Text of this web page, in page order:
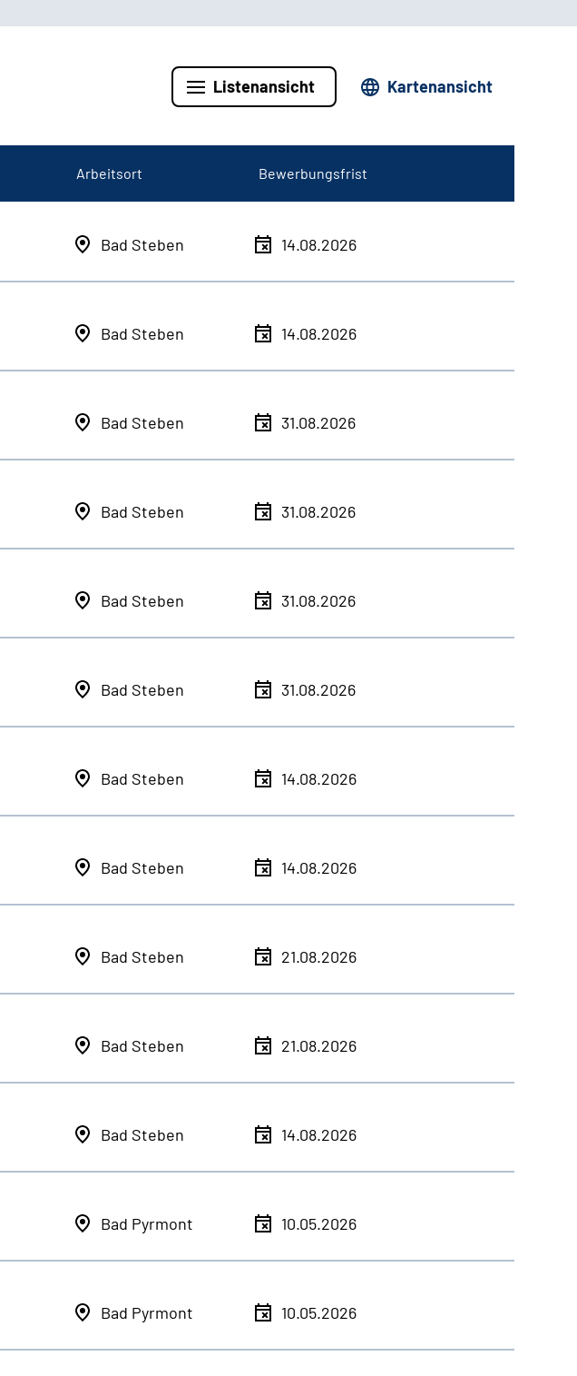
Listenansicht Kartenansicht
Arbeitsort Bewerbungsfrist
Bad Steben 14.08.2026
Bad Steben 14.08.2026
Bad Steben 31.08.2026
Bad Steben 31.08.2026
Bad Steben 31.08.2026
Bad Steben 31.08.2026
Bad Steben 14.08.2026
Bad Steben 14.08.2026
Bad Steben 21.08.2026
Bad Steben 21.08.2026
Bad Steben 14.08.2026
Bad Pyrmont 10.05.2026
Bad Pyrmont 10.05.2026